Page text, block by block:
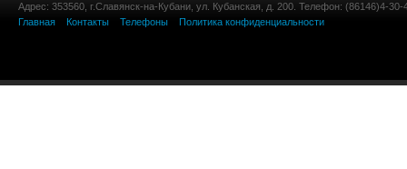
Адрес: 353560, г.Славянск-на-Кубани, ул. Кубанская, д. 200. Телефон: (86146)4-30-
Главная
Контакты Телефоны Политика конфиденциальности